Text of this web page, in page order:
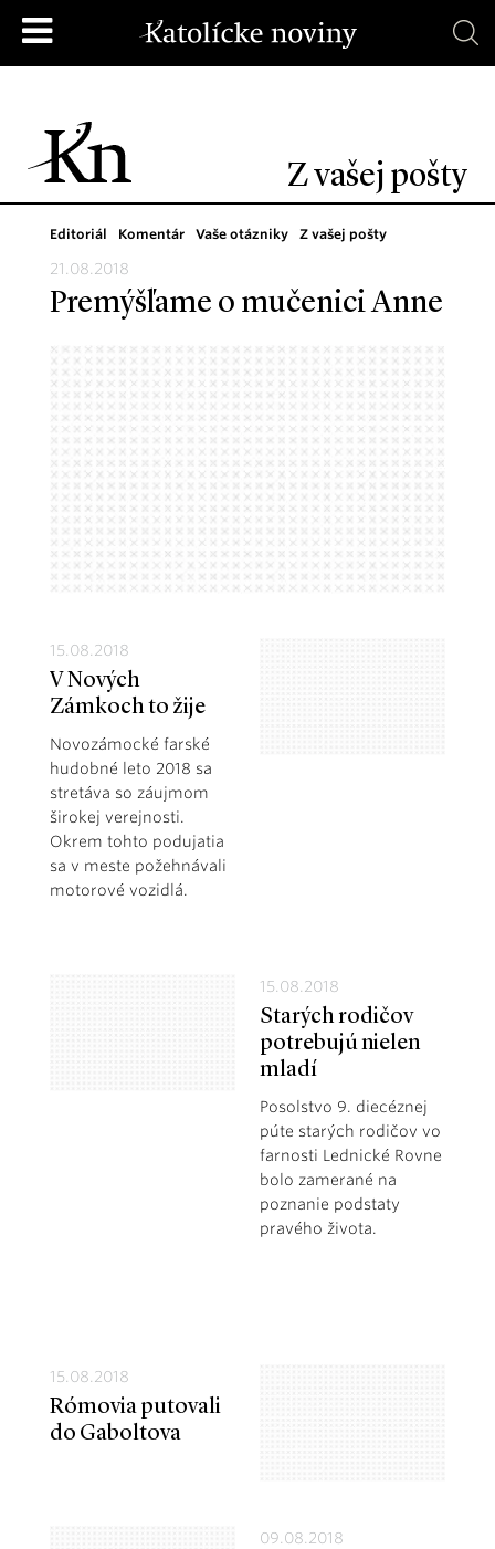
Z vašej pošty
Editoriál Komentár Vaše otázniky Z vašej pošty
21.08.2018
Premýšľame o mučenici Anne
15.08.2018
V Nových
Zámkoch to žije
Novozámocké farské
hudobné leto 2018 sa
stretáva so záujmom
širokej verejnosti.
Okrem tohto podujatia
sa v meste požehnávali
motorové vozidlá.
15.08.2018
Starých rodičov
potrebujú nielen
mladí
Posolstvo 9. diecéznej
púte starých rodičov vo
farnosti Lednické Rovne
bolo zamerané na
poznanie podstaty
pravého života.
15.08.2018
Rómovia putovali
do Gaboltova
09.08.2018